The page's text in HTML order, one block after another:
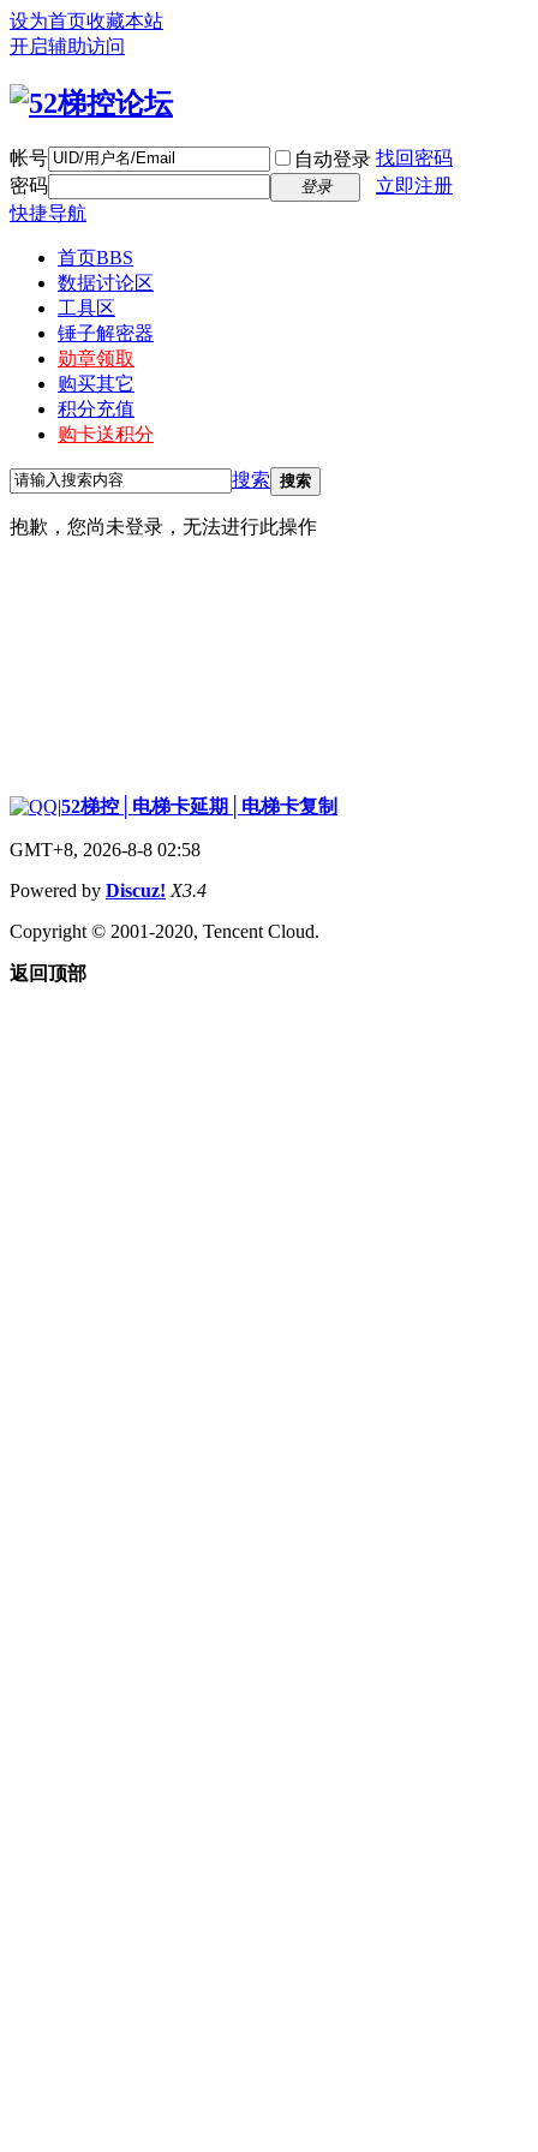
设为首页收藏本站
开启辅助访问
帐号 自动登录 找回密码
密码
登录
立即注册
快捷导航
首页BBS
数据讨论区
工具区
锤子解密器
勋章领取
购买其它
积分充值
购卡送积分
搜索 搜索
抱歉，您尚未登录，无法进行此操作
|52梯控│电梯卡延期│电梯卡复制
GMT+8, 2026-8-8 02:58
Powered by Discuz! X3.4
Copyright © 2001-2020, Tencent Cloud.
返回顶部